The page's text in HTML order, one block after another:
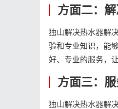
方面二：
独山解决热水器解
验和专业知识，能
好、专业的服务，
方面三：
独山解决热水器解